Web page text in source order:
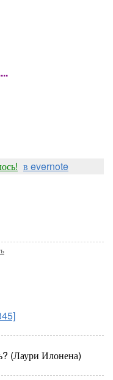
в evernote
(Лаури Илонена)